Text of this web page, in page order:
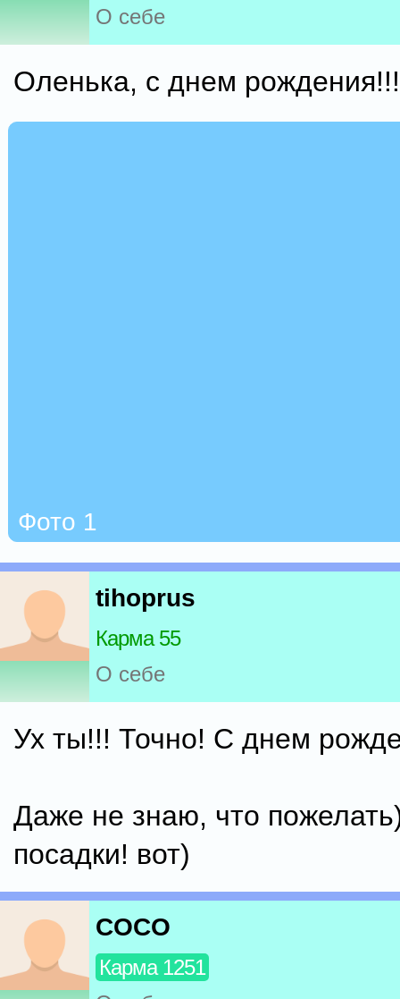
О себе
Оленька, с днем
Фото 1
tihoprus
Карма 55
О себе
Ух ты!!! Точно! С днем
Даже не знаю, что
посадки! вот)
COCO
Карма 1251